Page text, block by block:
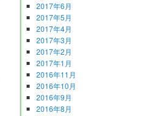
2017年6月
2017年5月
2017年4月
2017年3月
2017年2月
2017年1月
2016年11月
2016年10月
2016年9月
2016年8月